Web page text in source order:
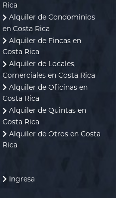
Rica
Alquiler de Condominios
en Costa Rica
Alquiler de Fincas en
Costa Rica
Alquiler de Locales,
Comerciales en Costa Rica
Alquiler de Oficinas en
Costa Rica
Alquiler de Quintas en
Costa Rica
Alquiler de Otros en Costa
Rica
Ingresa